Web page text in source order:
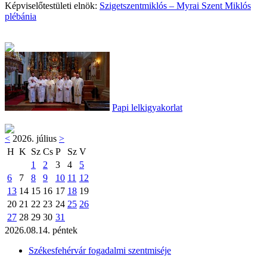
Képviselőtestületi elnök: Szigetszentmiklós – Myrai Szent Miklós
plébánia
Papi lelkigyakorlat
< 2026. július >
H K Sz Cs P Sz V
1
2 3 4
5
6
7 8 9 10 11 12
13 14 15 16 17 18 19
20 21 22 23 24 25 26
27 28 29 30 31
2026.08.14. péntek
Székesfehérvár fogadalmi szentmiséje